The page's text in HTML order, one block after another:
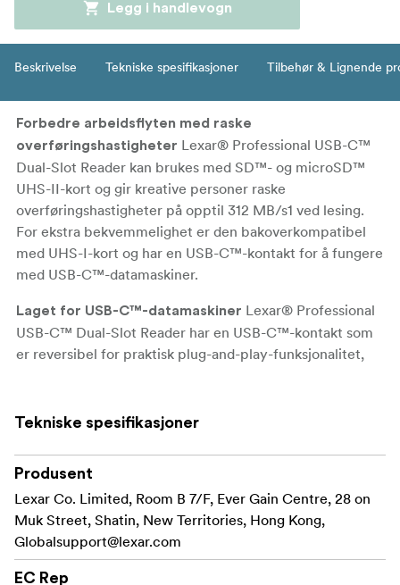
Legg i handlevogn
Beskrivelse Tekniske spesifikasjoner Tilbehør & Lignende
Forbedre arbeidsflyten med raske
overføringshastigheter Lexar® Professional USB-C™
Dual-Slot Reader kan brukes med SD™- og microSD™
UHS-II-kort og gir kreative personer raske
overføringshastigheter på opptil 312 MB/s1 ved lesing.
For ekstra bekvemmelighet er den bakoverkompatibel
med UHS-I-kort og har en USB-C™-kontakt for å fungere
med USB-C™-datamaskiner.
Laget for USB-C™-datamaskiner Lexar® Professional
USB-C™ Dual-Slot Reader har en USB-C™-kontakt som
er reversibel for praktisk plug-and-play-funksjonalitet,
Professional USB-C™ Dual-Slot Reader er designet med
et USB 3.2 Gen1-grensesnitt, og er også
bakoverkompatibel med USB 3.1- og 2.0-porter.
LED-aktivitetslys
USB-C™ Dual-Slot Reader er
utformet med en LED-aktivitetslampe, slik at du vet når
overføringene er fullført.
Tekniske spesifikasjoner
Produsent
Lexar Co. Limited, Room B 7/F, Ever Gain Centre, 28 on
Muk Street, Shatin, New Territories, Hong Kong,
Globalsupport@lexar.com
EC Rep